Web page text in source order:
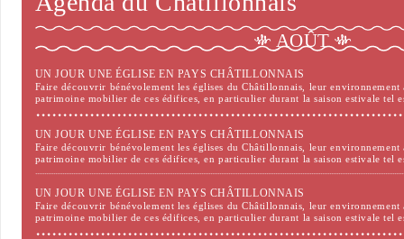
AOÛT
UN JOUR UNE ÉGLISE EN PAYS CHÂTILLONNAIS
Faire découvrir bénévolement les églises du Châtillonnais, leur environnement
patrimoine mobilier de ces édifices, en particulier durant la saison estivale tel
UN JOUR UNE ÉGLISE EN PAYS CHÂTILLONNAIS
Faire découvrir bénévolement les églises du Châtillonnais, leur environnement
patrimoine mobilier de ces édifices, en particulier durant la saison estivale tel
UN JOUR UNE ÉGLISE EN PAYS CHÂTILLONNAIS
Faire découvrir bénévolement les églises du Châtillonnais, leur environnement
patrimoine mobilier de ces édifices, en particulier durant la saison estivale tel